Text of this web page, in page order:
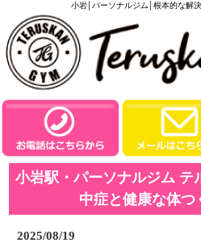
小岩│パーソナルジム│根本的な解
小岩駅・パーソナルジム テ
中症と健康な体つ
2025/08/19